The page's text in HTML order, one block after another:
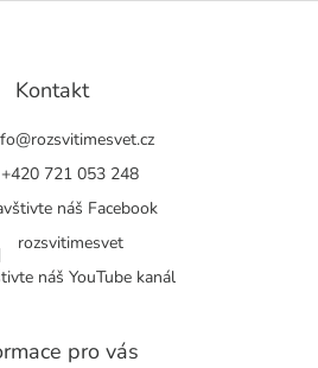
Kontakt
@rozsvitimesvet.cz
+420 721 053 248
náš Facebook
rozsvitimesvet
náš YouTube kanál
pro vás